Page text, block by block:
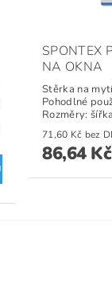
SPONTEX
NA OKNA
Stěrka na
Pohodlné
Rozměry:
71,60 Kč
86,64 Kč